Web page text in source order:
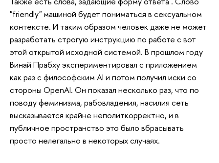
"friendly" машиной будет пониматься в сексуальном
контексте. И таким образом человек даже не может
разработать строгую инструкцию по работе с вот
этой открытой исходной системой. В прошлом году
Винай Прабху экспериментировал с приложением
как раз с философским AI и потом получил иски со
стороны OpenAI. Он показал несколько раз, что по
поводу феминизма, рабовладения, насилия сеть
высказывается крайне неполиткорректно, и в
публичное пространство это было вбрасывать
просто нелегально в некоторых случаях.